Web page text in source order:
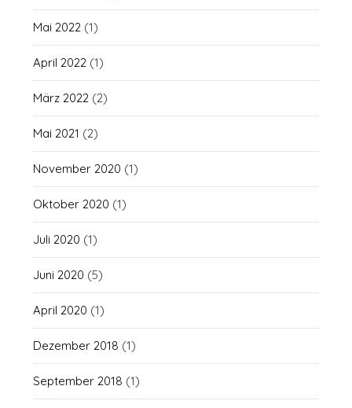
Mai 2022 (1)
April 2022 (1)
März 2022 (2)
Mai 2021 (2)
November 2020 (1)
Oktober 2020 (1)
Juli 2020 (1)
Juni 2020 (5)
April 2020 (1)
Dezember 2018 (1)
September 2018 (1)